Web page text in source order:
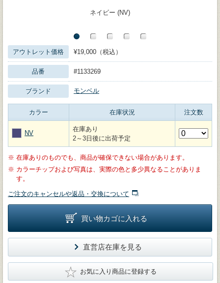
ネイビー (NV)
アウトレット価格 ¥19,000（税込）
品番 #1133269
ブランド モンベル
カラー 在庫状況 注文数
NV
在庫あり
2～3日後に出荷予定
※ 在庫ありのものでも、商品が確保できない場合があります。
※ カラーチップおよび写真は、実際の色と多少異なることがありま
す。
ご注文のキャンセルや返品・交換について
買い物カゴに入れる
直営店在庫を見る
★ お気に入り商品に登録する